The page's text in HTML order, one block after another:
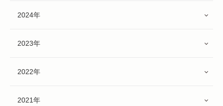
2024年
2023年
2022年
2021年